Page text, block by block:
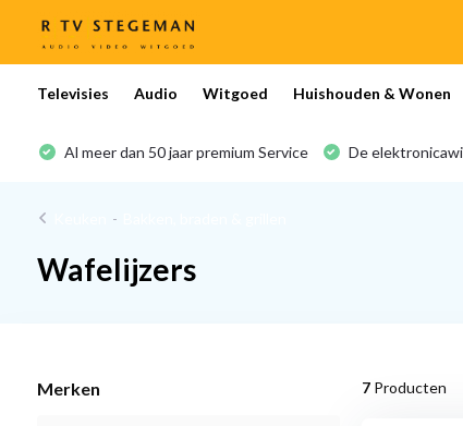
Televisies Audio Witgoed Huishouden & Wonen
Al meer dan 50 jaar premium Service De
-
Wafelijzers
Merken 7Producten